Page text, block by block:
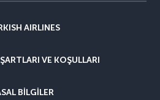
AIRLINES
VE KOŞULLARI
BILGILER